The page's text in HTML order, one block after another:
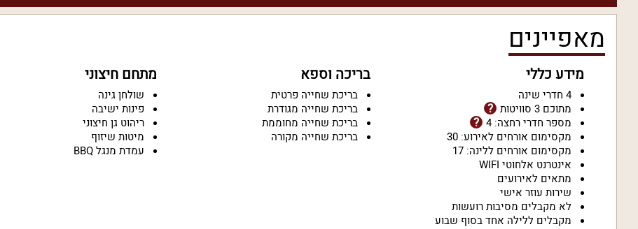
מאפיינים
מידע כללי
4 חדרי שינה
מתוכם 3 סוויטות
מספר חדרי רחצה: 4
מקסימום אורחים לאירוע: 30
מקסימום אורחים ללינה: 17
אינטרנט אלחוטי WIFI
מתאים לאירועים
שירות עוזר אישי
לא מקבלים מסיבות רועשות
מקבלים ללילה אחד בסוף שבוע
בריכה וספא
בריכת שחייה פרטית
בריכת שחייה מגודרת
בריכת שחייה מחוממת
בריכת שחייה מקורה
מתחם חיצוני
שולחן גינה
פינות ישיבה
ריהוט גן חיצוני
מיטות שיזוף
עמדת מנגל BBQ